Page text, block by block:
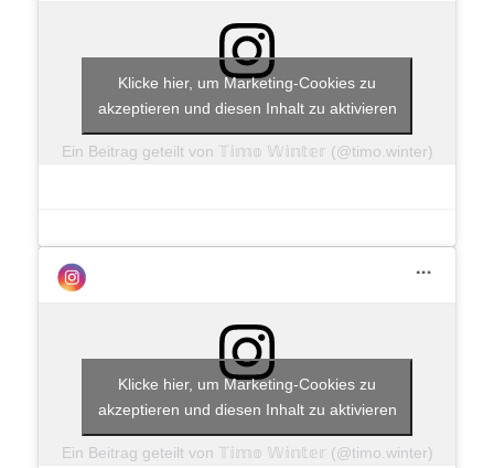
Ein Beitrag geteilt von 𝕋𝕚𝕞𝕠 𝕎𝕚𝕟𝕥𝕖𝕣 (@timo.winter)
Klicke hier, um Marketing-Cookies zu
akzeptieren und diesen Inhalt zu aktivieren
Ein Beitrag geteilt von 𝕋𝕚𝕞𝕠 𝕎𝕚𝕟𝕥𝕖𝕣 (@timo.winter)
Klicke hier, um Marketing-Cookies zu
akzeptieren und diesen Inhalt zu aktivieren